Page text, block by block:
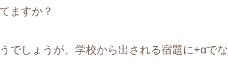
ますか？
でしょうが、学校から出される宿題に+αでな